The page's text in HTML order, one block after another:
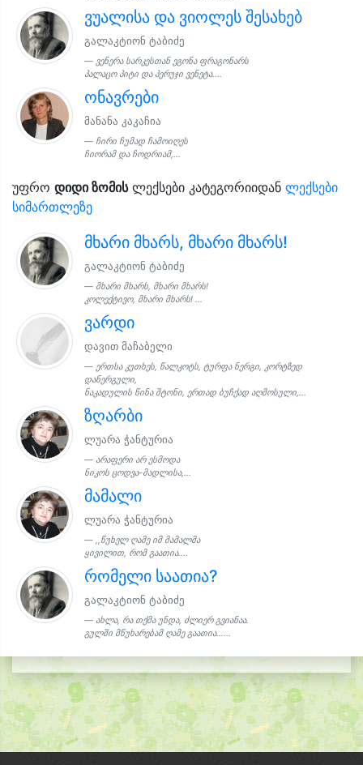
ვუალისა და ვიოლეს შესახებ
გალაკტიონ ტაბიძე
ვენერა სარკესთან ეგონა ფრაგონარს
პალაცო პიტი და პერუჯი ვენეტა....
ონავრები
მანანა კაკაჩია
ჩირი ჩუმად ჩამოიღეს
ჩიორამ და ჩოდრიამ,...
უფრო დიდი ზომისლექსები კატეგორიიდან ლექსები
სიმართლეზე
მხარი მხარს, მხარი მხარს!
გალაკტიონ ტაბიძე
მხარი მხარს, მხარი მხარს!
კოლექტივო, მხარი მხარს! ...
ვარდი
დავით მაჩაბელი
ერთსა კუთხეს, წალკოტს, ტურფა ნერგი, კორტზედ
დანერგული,
ნაკადულის წინა შტონი, ერთად ბუჩქად აღმოსული,...
ზღარბი
ლუარა ჭანტურია
არაფერი არ ესმოდა
ნიკოს ცოდვა-მადლისა,...
მამალი
ლუარა ჭანტურია
,,წუხელ ღამე იმ მამალმა
ყივილით, რომ გაათია....
რომელი საათია?
გალაკტიონ ტაბიძე
ახლა, რა თქმა უნდა, ძლიერ გვიანაა.
გულში მწუხარებამ ღამე გაათია…...